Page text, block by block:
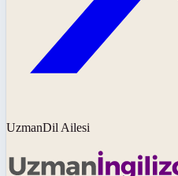
UzmanDil Ailesi